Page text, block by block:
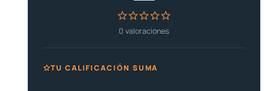
0 valoraciones
TU CALIFICACIÓN SUMA